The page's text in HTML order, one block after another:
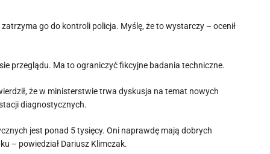
go do kontroli policja. Myślę, że to wystarczy – ocenił
przeglądu. Ma to ograniczyć fikcyjne badania techniczne.
że w ministerstwie trwa dyskusja na temat nowych
diagnostycznych.
jest ponad 5 tysięcy. Oni naprawdę mają dobrych
– powiedział Dariusz Klimczak.